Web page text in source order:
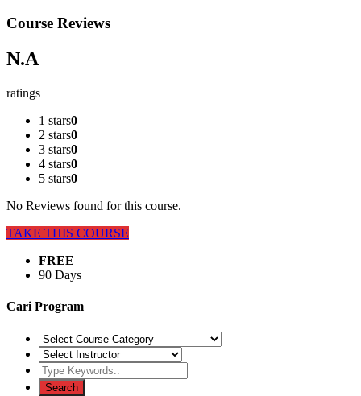
Course Reviews
N.A
ratings
1 stars0
2 stars0
3 stars0
4 stars0
5 stars0
No Reviews found for this course.
TAKE THIS COURSE
FREE
90 Days
Cari Program